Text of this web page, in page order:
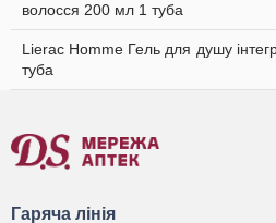
волосся 200 мл 1 туба
Lierac Homme Гель для душу
туба
Гаряча лінія